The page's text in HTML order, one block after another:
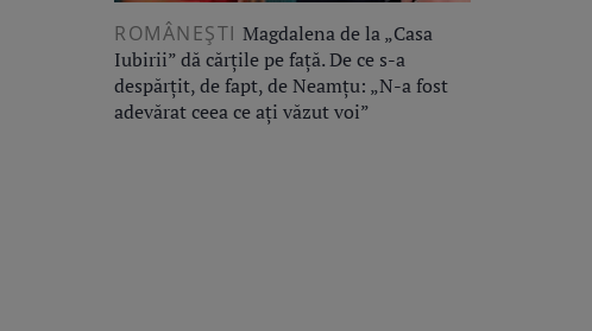
ROMÂNEŞTI Magdalena de la „Casa
Iubirii” dă cărțile pe față. De ce s-a
despărțit, de fapt, de Neamțu: „N-a fost
adevărat ceea ce ați văzut voi”